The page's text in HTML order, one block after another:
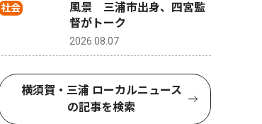
社会
風景 三浦市出身、四宮監
督がトーク
2026.08.07
横須賀・三浦 ローカルニュース
の記事を検索